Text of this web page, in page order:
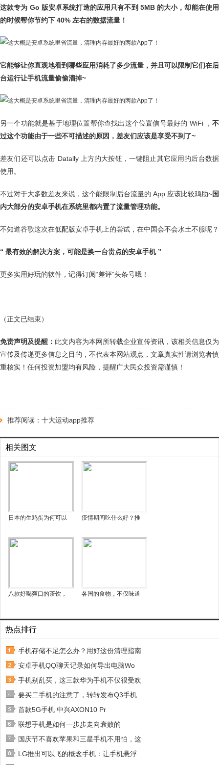
这款专为 Go 版安卓系统打造的应用只有不到 5MB 的大小，却能在使用
的时候帮你节约下 40% 左右的数据流量！
它能够让你直观地看到哪些应用消耗了多少流量，并且可以限制它们在后
台运行让手机流量偷偷溜掉~
另一个功能就是基于地理位置帮你查找出这个位置信号最好的 WiFi ， 不
过这个功能由于一些不可描述的原因，差友们应该是享受不到了~
差友们还可以点击 Datally 上方的大按钮，一键阻止其它应用的后台数据
使用。
不过对于大多数差友来说，这个能限制后台流量的 App 应该比较鸡肋~国
内大部分的安卓手机在系统里都内置了流量管理功能。
不知道谷歌这次在低配版安卓手机上的尝试，在中国会不会水土不服呢？
“ 最有效的解决方案，可能是换一台贵点的安卓手机 ”
更多实用好玩的软件，记得订阅“差评”头条号哦！
（正文已结束）
免责声明及提醒： 此文内容为本网所转载企业宣传资讯，该相关信息仅为
宣传及传递更多信息之目的，不代表本网站观点，文章真实性请浏览者慎
重核实！任何投资加盟均有风险，提醒广大民众投资需谨慎！
推荐阅读： 十大运动app推荐
相关图文
日本的生鸡蛋为何可以 疫情期间吃什么好？推
八款好喝爽口的茶饮， 各国的食物，不仅味道
热点排行
手机存储不足怎么办？用好这份清理指南
安卓手机QQ聊天记录如何导出电脑Wo
手机别乱买，这三款华为手机不仅很受欢
要买二手机的注意了，转转发布Q3手机
首款5G手机 中兴AXON10 Pr
联想手机是如何一步步走向衰败的
国庆节不喜欢苹果和三星手机不用怕，这
LG推出可以飞的概念手机：让手机悬浮